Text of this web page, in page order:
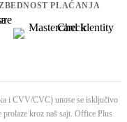
PLAĆANJA
i CVV/CVC) unose se isključivo
kroz naš sajt. Office Plus